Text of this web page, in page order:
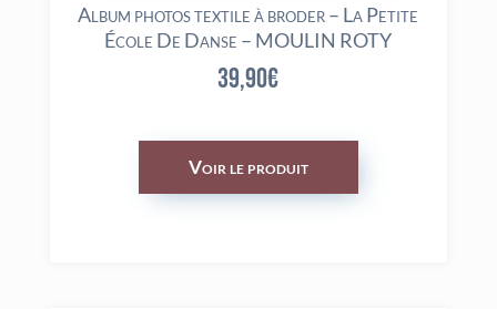
Album photos textile à broder – La Petite
École De Danse – MOULIN ROTY
39,90€
Voir le produit